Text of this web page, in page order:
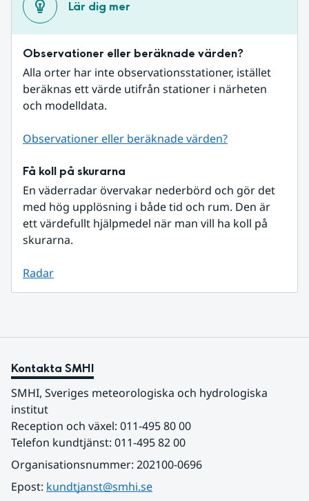
Lär dig mer
Observationer eller beräknade värden?
Alla orter har inte observationsstationer, istället
beräknas ett värde utifrån stationer i närheten
och modelldata.
Observationer eller beräknade värden?
Få koll på skurarna
En väderradar övervakar nederbörd och gör det
med hög upplösning i både tid och rum. Den är
ett värdefullt hjälpmedel när man vill ha koll på
skurarna.
Radar
Kontakta SMHI
SMHI, Sveriges meteorologiska och hydrologiska
institut
Reception och växel: 011-495 80 00
Telefon kundtjänst: 011-495 82 00
Organisationsnummer: 202100-0696
Epost: kundtjanst@smhi.se